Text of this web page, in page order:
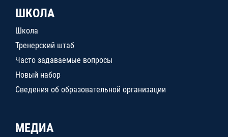
ШКОЛА
Школа
Тренерский штаб
Часто задаваемые вопросы
Новый набор
Сведения об образовательной организации
МЕДИА